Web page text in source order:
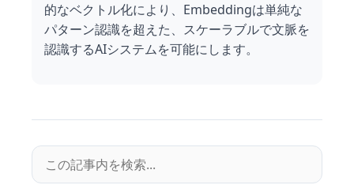
的なベクトル化により、Embeddingは単純な
パターン認識を超えた、スケーラブルで文脈を
認識するAIシステムを可能にします。